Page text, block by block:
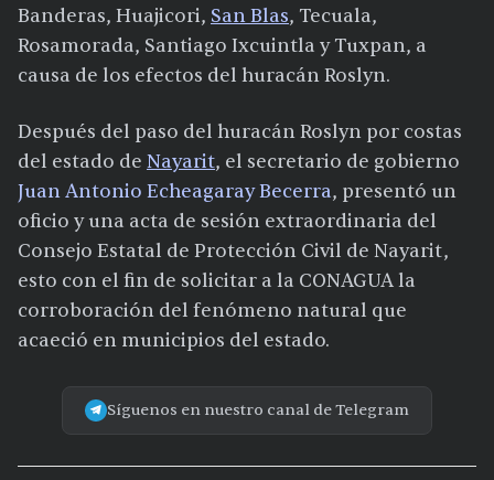
Banderas, Huajicori, San Blas, Tecuala,
Rosamorada, Santiago Ixcuintla y Tuxpan, a
causa de los efectos del huracán Roslyn.
Después del paso del huracán Roslyn por costas
del estado de Nayarit, el secretario de gobierno
Juan Antonio Echeagaray Becerra, presentó un
oficio y una acta de sesión extraordinaria del
Consejo Estatal de Protección Civil de Nayarit,
esto con el fin de solicitar a la CONAGUA la
corroboración del fenómeno natural que
acaeció en municipios del estado.
Síguenos en nuestro canal de Telegram